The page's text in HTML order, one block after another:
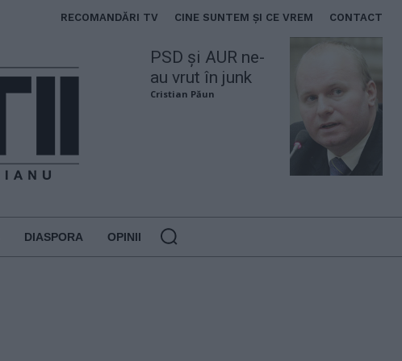
RECOMANDĂRI TV CINE SUNTEM ȘI CE VREM CONTACT
PSD și AUR ne-
au vrut în junk
Cristian Păun
DIASPORA OPINII